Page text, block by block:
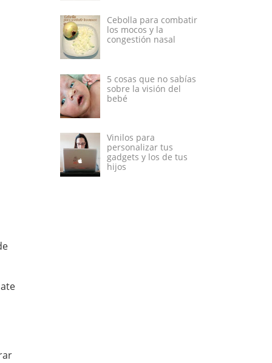
Cebolla para combatir
los mocos y la
congestión nasal
5 cosas que no sabías
sobre la visión del
bebé
Vinilos para
personalizar tus
gadgets y los de tus
hijos